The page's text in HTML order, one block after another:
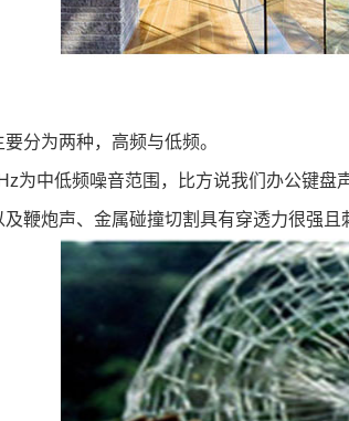
分为两种，高频与低频。
中低频噪音范围，比方说我们办公键盘
炮声、金属碰撞切割具有穿透力很强且